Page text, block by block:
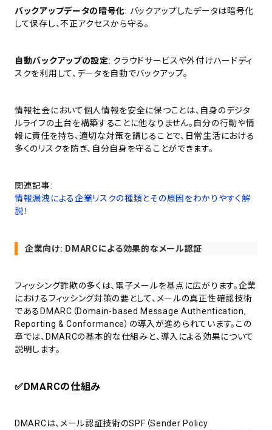
バックアップデータの暗号化: バックアップしたデータは暗号化
して保存し、不正アクセスから守る。
自動バックアップの設定: クラウドサービスや外付けハードディ
スクを利用して、データを自動でバックアップ。
情報社会において個人情報を安全に保つことは、自身のデジタ
ルライフの土台を構築することに他なりません。自分の行動や情
報に責任を持ち、適切な対策を講じることで、日常生活における
多くのリスクを防ぎ、自分自身を守ることができます。
関連記事:
情報漏洩による企業リスクの種類とその原因をわかりやすく解
説！
企業向け: DMARCによる効果的なメール認証
フィッシング詐欺の多くは、電子メールを基点に広がります。企業
におけるフィッシング対策の要として、メールの真正性確認技術
であるDMARC（Domain-based Message Authentication,
Reporting & Conformance）の導入が進められています。この
章では、DMARCの基本的な仕組みと、導入による効果について
説明します。
✅DMARCの仕組み
DMARCは、メール認証技術のSPF（Sender Policy